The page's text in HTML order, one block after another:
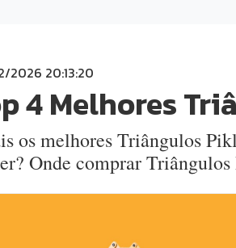
2026 20:13:20
4 Melhores
os melhores Triângulos
Onde comprar